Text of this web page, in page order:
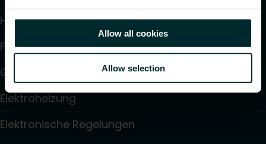
Allow all cookies
Allow selection
Heizkörper
Fußbodenheizung und -kühlung
Gebläsekonvektoren
Elektroheizung
Elektronische Regelungen